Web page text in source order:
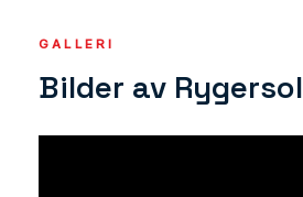
GALLERI
Bilder av Rygersol